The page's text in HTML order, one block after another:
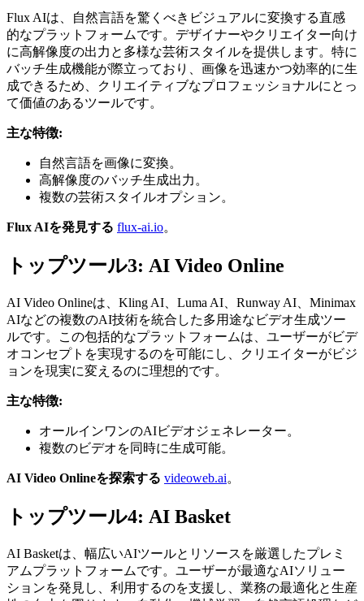
Flux AIは、自然言語を驚くべきビジュアルに変換する直感
的なプラットフォームです。デザイナーやクリエイター向け
に高解像度の出力と多様な芸術スタイルを提供します。特に
バッチ生成機能が際立っており、画像を迅速かつ効率的に生
成できるため、クリエイティブなプロフェッショナルにとっ
て価値のあるツールです。
主な特徴:
自然言語を画像に変換。
高解像度のバッチ生成出力。
複数の芸術スタイルオプション。
Flux AIを発見する flux-ai.io。
トップツール3: AI Video Online
AI Video Onlineは、Kling AI、Luma AI、Runway AI、Minimax
AIなどの複数のAI技術を統合した多用途なビデオ生成ツー
ルです。この包括的なプラットフォームは、ユーザーがビデ
オコンセプトを実現するのを可能にし、クリエイターがビジ
ョンを現実に変えるのに理想的です。
主な特徴:
オールインワンのAIビデオジェネレーター。
複数のビデオを同時に生成可能。
AI Video Onlineを探索する videoweb.ai。
トップツール4: AI Basket
AI Basketは、幅広いAIツールとリソースを厳選したプレミ
アムプラットフォームです。ユーザーが最適なAIソリュー
ションを発見し、利用するのを支援し、業務の最適化と生産